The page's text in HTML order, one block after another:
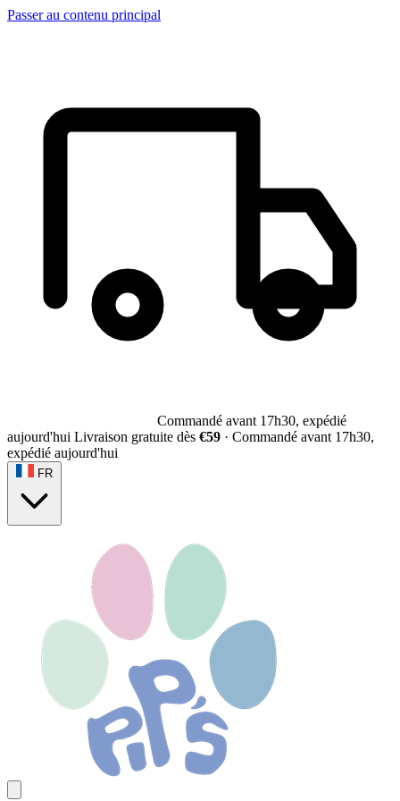
Passer au contenu principal
Commandé avant 17h30, expédié
aujourd'hui Livraison gratuite dès €59 · Commandé avant 17h30,
expédié aujourd'hui
FR